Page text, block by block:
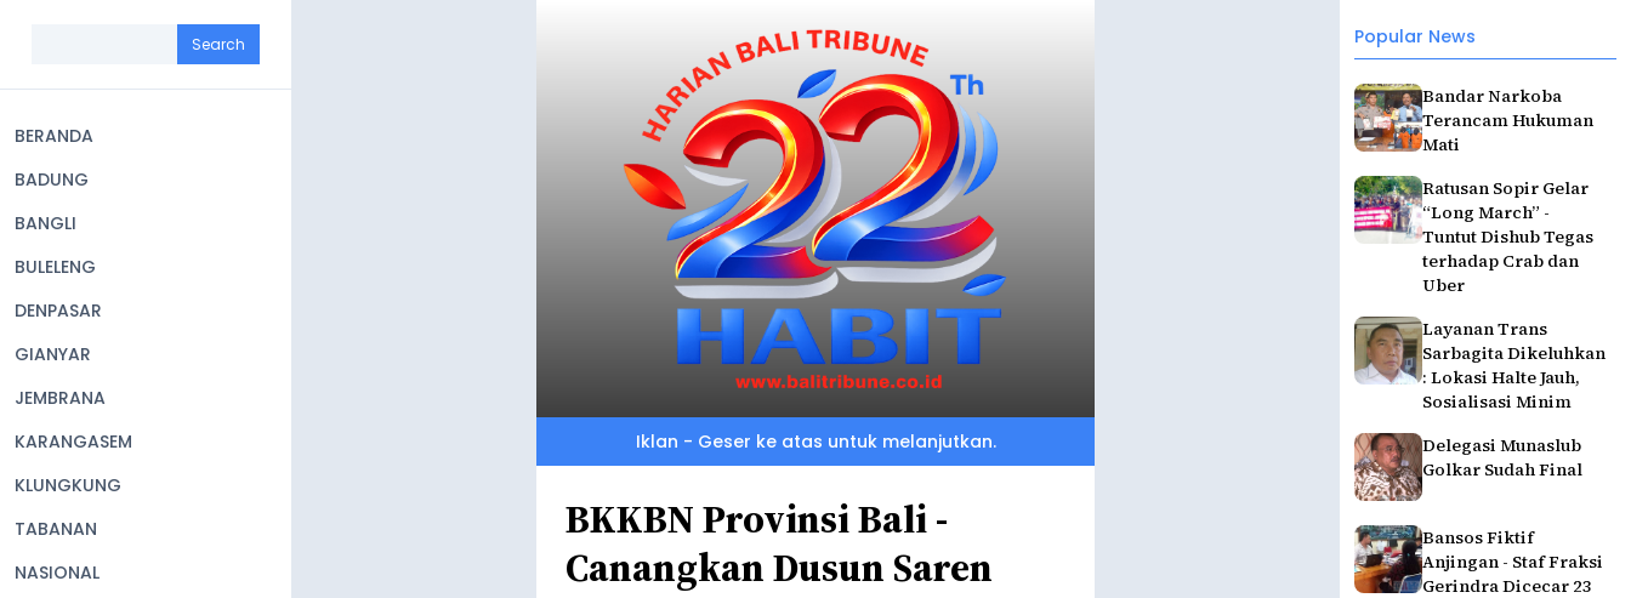
navigation
BERANDA
BADUNG
BANGLI
BULELENG
DENPASAR
GIANYAR
JEMBRANA
KARANGASEM
KLUNGKUNG
TABANAN
NASIONAL
Popular News
Bandar Narkoba
Terancam Hukuman
Mati
Ratusan Sopir Gelar
“Long March” -
Tuntut Dishub Tegas
terhadap Crab dan
Uber
Layanan Trans
Sarbagita Dikeluhkan
: Lokasi Halte Jauh,
Sosialisasi Minim
Delegasi Munaslub
Golkar Sudah Final
Bansos Fiktif
Anjingan - Staf Fraksi
Gerindra Dicecar 23
Iklan - Geser ke atas untuk melanjutkan.
BKKBN Provinsi Bali -
Canangkan Dusun Saren